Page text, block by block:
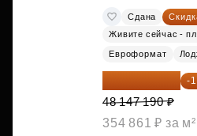
Сдана
Живите сейчас -
Евроформат
38 999 224 ₽ -
48 147 190 ₽
354 861 ₽ за м²